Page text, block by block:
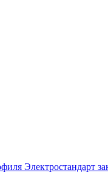
Электростандарт